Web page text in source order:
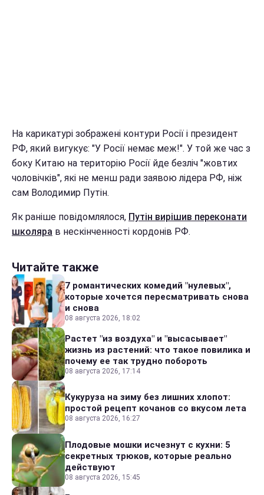
На карикатурі зображені контури Росії і президент
РФ, який вигукує: "У Росії немає меж!". У той же час з
боку Китаю на територію Росії йде безліч "жовтих
чоловічків", які не менш ради заявою лідера РФ, ніж
сам Володимир Путін.
Як раніше повідомлялося, Путін вирішив переконати
школяра в нескінченності кордонів РФ.
Читайте также
7 романтических комедий "нулевых",
которые хочется пересматривать снова
и снова
08 августа 2026, 18:02
Растет "из воздуха" и "высасывает"
жизнь из растений: что такое повилика и
почему ее так трудно побороть
08 августа 2026, 17:14
Кукуруза на зиму без лишних хлопот:
простой рецепт кочанов со вкусом лета
08 августа 2026, 16:27
Плодовые мошки исчезнут с кухни: 5
секретных трюков, которые реально
действуют
08 августа 2026, 15:45